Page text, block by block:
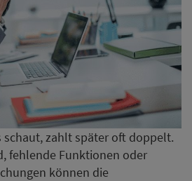
schaut, zahlt später oft doppelt.
fehlende Funktionen oder
können die